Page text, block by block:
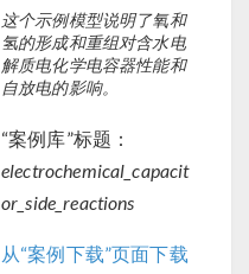
这个示例模型说明了氧和
氢的形成和重组对含水电
解质电化学电容器性能和
自放电的影响。
“案例库”标题：
electrochemical_capacit
or_side_reactions
从“案例下载”页面下载